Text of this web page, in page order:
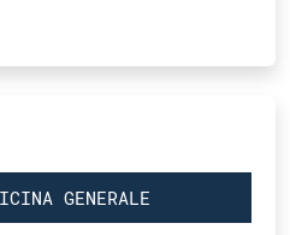
GENERALE